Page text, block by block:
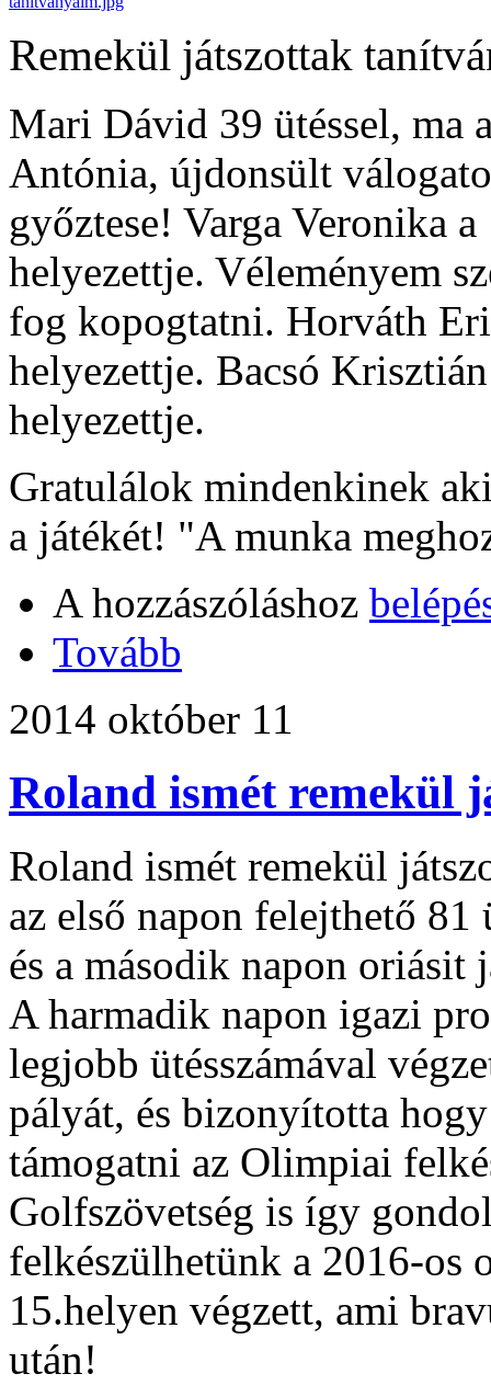
Remekül játszottak
Mari Dávid 39 ütéssel, ma
Antónia, újdonsült
győztese! Varga Veronika
helyezettje. Véleményem
fog kopogtatni. Horváth
helyezettje. Bacsó
helyezettje.
Gratulálok mindenkinek
a játékét! "A munka
A hozzászóláshoz
Tovább
2014 október 11
Roland ismét remekül
Roland ismét remekül
az első napon felejthető 81
és a második napon
A harmadik napon igazi
legjobb ütésszámával
pályát, és bizonyította
támogatni az Olimpiai
Golfszövetség is így
felkészülhetünk a 2016-os
15.helyen végzett, ami
után!